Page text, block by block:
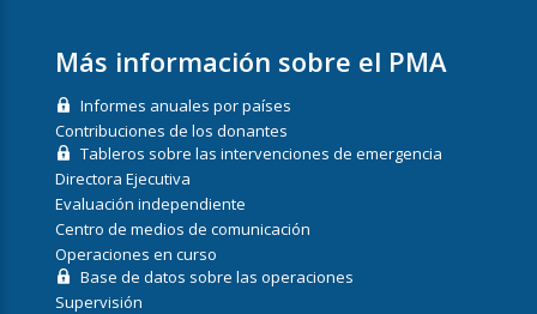
Más información sobre el PMA
Informes anuales por países
Contribuciones de los donantes
Tableros sobre las intervenciones de emergencia
Directora Ejecutiva
Evaluación independiente
Centro de medios de comunicación
Operaciones en curso
Base de datos sobre las operaciones
Supervisión